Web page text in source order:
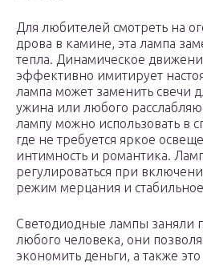
Для любителей смотреть на
дрова в камине, эта лампа
тепла. Динамическое
эффективно имитирует
лампа может заменить свечи
ужина или любого
лампу можно использовать в
где не требуется яркое
интимность и романтика.
регулироваться при
режим мерцания и
Светодиодные лампы заняли
любого человека, они
экономить деньги, а также